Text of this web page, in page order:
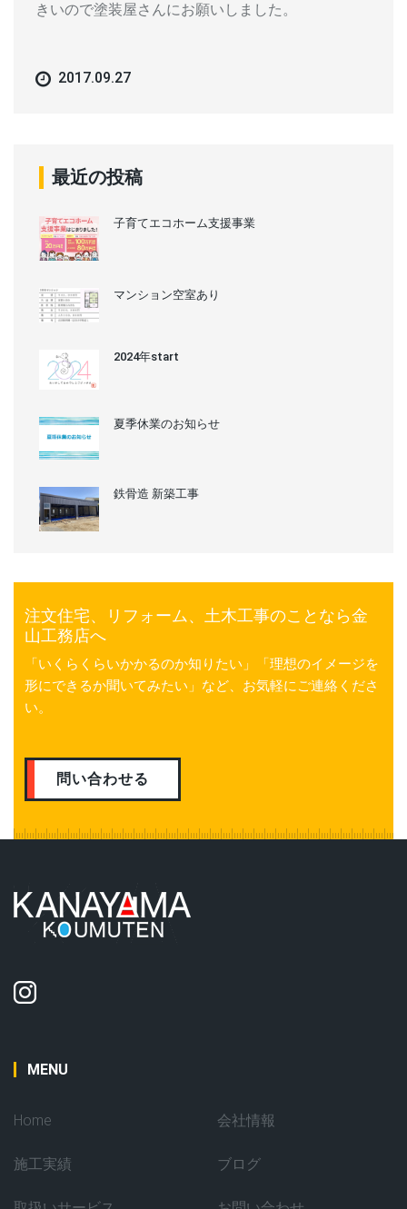
きいので塗装屋さんにお願いしました。
2017.09.27
最近の投稿
子育てエコホーム支援事業
マンション空室あり
2024年start
夏季休業のお知らせ
鉄骨造 新築工事
注文住宅、リフォーム、土木工事のことなら金
山工務店へ
「いくらくらいかかるのか知りたい」「理想のイメージを
形にできるか聞いてみたい」など、お気軽にご連絡くださ
い。
問い合わせる
MENU
Home
施工実績
会社情報
ブログ